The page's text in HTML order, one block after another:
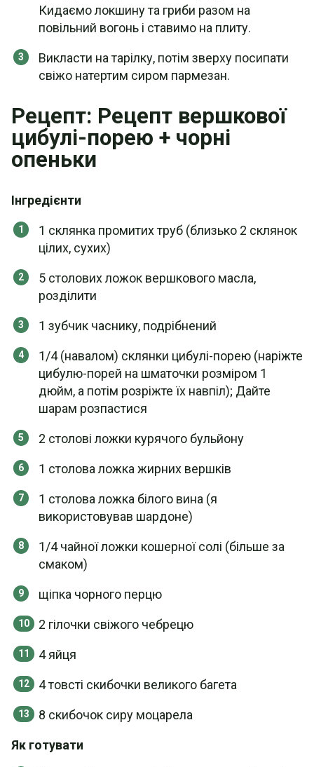
Кидаємо локшину та гриби разом на
повільний вогонь і ставимо на плиту.
Викласти на тарілку, потім зверху посипати
свіжо натертим сиром пармезан.
Рецепт: Рецепт вершкової
цибулі-порею + чорні
опеньки
Інгредієнти
1 склянка промитих труб (близько 2 склянок
цілих, сухих)
5 столових ложок вершкового масла,
розділити
1 зубчик часнику, подрібнений
1/4 (навалом) склянки цибулі-порею (наріжте
цибулю-порей на шматочки розміром 1
дюйм, а потім розріжте їх навпіл); Дайте
шарам розпастися
2 столові ложки курячого бульйону
1 столова ложка жирних вершків
1 столова ложка білого вина (я
використовував шардоне)
1/4 чайної ложки кошерної солі (більше за
смаком)
щіпка чорного перцю
2 гілочки свіжого чебрецю
4 яйця
4 товсті скибочки великого багета
8 скибочок сиру моцарела
Як готувати